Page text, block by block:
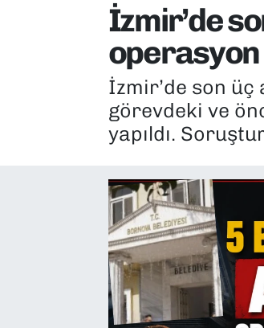
İzmir’de
İzmir’de son
görevdeki ve
yapıldı.
EKONOMİ
KÜLTÜR SANAT
MAGAZİN
POLİTİKA
TEKNOLOJİ
Tüm Manşetler
Son Dakika Haberleri
Haber Arşivi